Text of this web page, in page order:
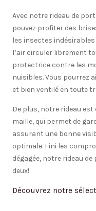
Avec notre rideau de
pouvez profiter des
les insectes
l’air circuler librement
protectrice contre les
nuisibles. Vous pourrez
et bien ventilé en toute
De plus, notre rideau
maille, qui permet de
assurant une bonne
optimale. Fini les
dégagée, notre rideau
deux!
Découvrez notre